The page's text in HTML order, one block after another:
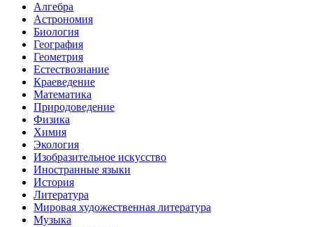
Алгебра
Астрономия
Биология
География
Геометрия
Естествознание
Краеведение
Математика
Природоведение
Физика
Химия
Экология
Изобразительное искусство
Иностранные языки
История
Литература
Мировая художественная литература
Музыка